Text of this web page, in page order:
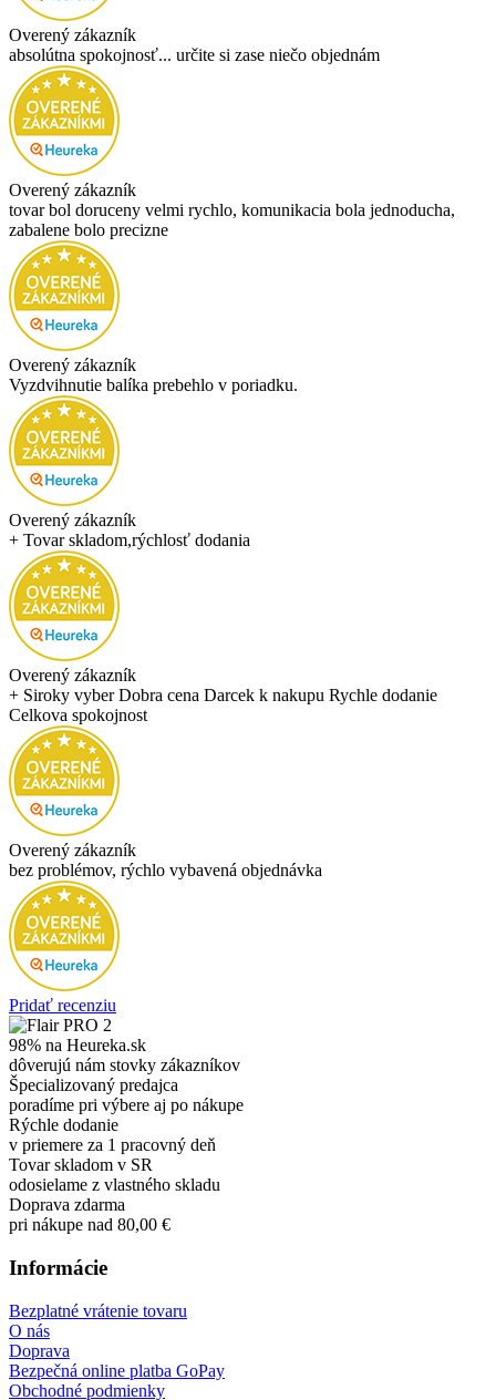
Overený zákazník
absolútna spokojnosť... určite si zase niečo objednám
Overený zákazník
tovar bol doruceny velmi rychlo, komunikacia bola jednoducha,
zabalene bolo precizne
Overený zákazník
Vyzdvihnutie balíka prebehlo v poriadku.
Overený zákazník
+ Tovar skladom,rýchlosť dodania
Overený zákazník
+ Siroky vyber Dobra cena Darcek k nakupu Rychle dodanie
Celkova spokojnost
Overený zákazník
bez problémov, rýchlo vybavená objednávka
Pridať recenziu
98% na Heureka.sk
dôverujú nám stovky zákazníkov
Špecializovaný predajca
poradíme pri výbere aj po nákupe
Rýchle dodanie
v priemere za 1 pracovný deň
Tovar skladom v SR
odosielame z vlastného skladu
Doprava zdarma
pri nákupe nad 80,00 €
Informácie
Bezplatné vrátenie tovaru
O nás
Doprava
Bezpečná online platba GoPay
Obchodné podmienky